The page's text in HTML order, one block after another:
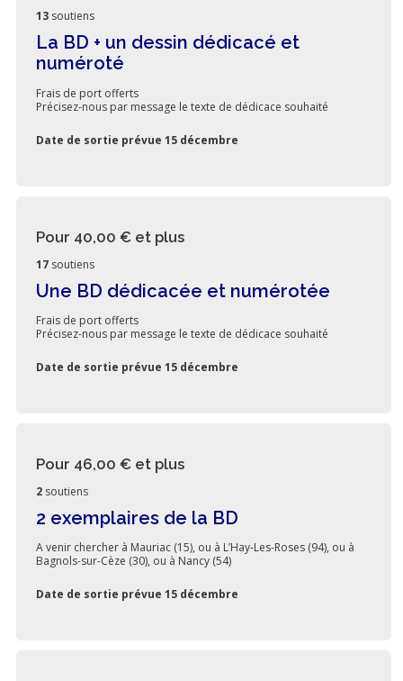
13 soutiens
La BD + un dessin dédicacé et
numéroté
Frais de port offerts
Précisez-nous par message le texte de dédicace souhaité
Date de sortie prévue 15 décembre
Pour 40,00 € et plus
17 soutiens
Une BD dédicacée et numérotée
Frais de port offerts
Précisez-nous par message le texte de dédicace souhaité
Date de sortie prévue 15 décembre
Pour 46,00 € et plus
2 soutiens
2 exemplaires de la BD
A venir chercher à Mauriac (15), ou à L’Hay-Les-Roses (94), ou à
Bagnols-sur-Cèze (30), ou à Nancy (54)
Date de sortie prévue 15 décembre